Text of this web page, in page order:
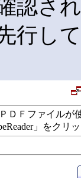
認さ
行し
ＤＦファイル
」をク